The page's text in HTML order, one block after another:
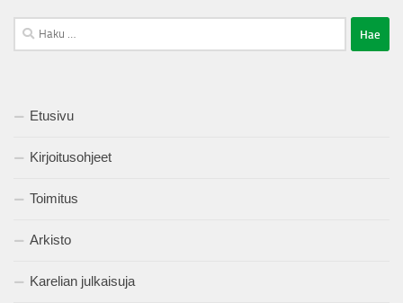
Haku:
Etusivu
Kirjoitusohjeet
Toimitus
Arkisto
Karelian julkaisuja